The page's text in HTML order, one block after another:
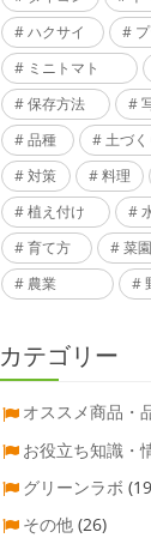
ハクサイ
ミニトマト
保存方法
品種
土づく
対策
料理
植え付け
育て方
菜
農業
カテゴリー
オススメ商品・
お役立ち知識・
グリーンラボ
その他 (26)